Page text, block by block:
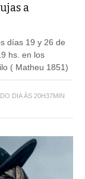
a
días 19 y 26 de
hs. en los
( Matheu 1851)
DIA ÀS 20H37MIN